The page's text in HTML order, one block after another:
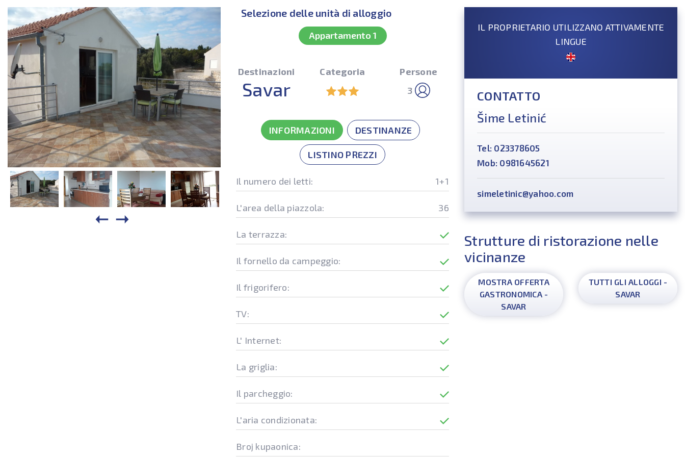
Selezione delle unità di alloggio
Appartamento 1
Destinazioni
Savar
Categoria
Persone
3
INFORMAZIONI DESTINANZE
LISTINO PREZZI
Il numero dei letti: 1+1
L'area della piazzola: 36
La terrazza:
Il fornello da campeggio:
Il frigorifero:
TV:
L' Internet:
La griglia:
Il parcheggio:
L'aria condizionata:
Broj kupaonica:
IL PROPRIETARIO UTILIZZANO ATTIVAMENTE
LINGUE
CONTATTO
Šime Letinić
Tel: 023378605
Mob: 0981645621
simeletinic@yahoo.com
Strutture di ristorazione nelle
vicinanze
MOSTRA OFFERTA
GASTRONOMICA -
SAVAR
TUTTI GLI ALLOGGI -
SAVAR